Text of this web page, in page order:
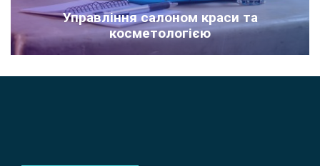
Управління салоном краси та
косметологією